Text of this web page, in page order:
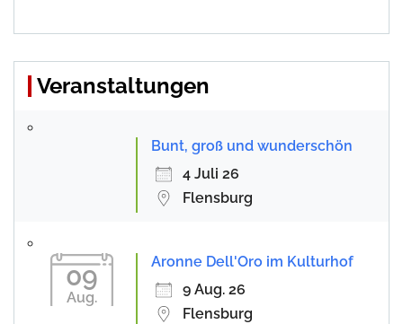
Veranstaltungen
Bunt, groß und wunderschön
4 Juli 26
Flensburg
09
Aug.
Aronne Dell'Oro im Kulturhof
9 Aug. 26
Flensburg